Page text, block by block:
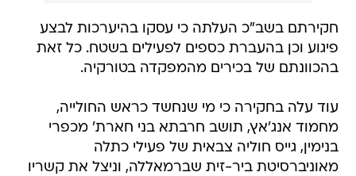
חקירתם בשב"כ העלתה כי עסקו בהיערכות לבצע
פיגוע וכן בהעברת כספים לפעילים בשטח. כל זאת
בהכוונתם של בכירים מהמפקדה בטורקיה.
עוד עלה בחקירה כי מי שנחשד כראש החולייה,
מחמוד אנג'אץ, תושב חרבתא בני חארת' מכפרי
בנימין, גייס חוליה צבאית של פעילי כתלה
מאוניברסיטת ביר-זית שברמאללה, וניצל את קשריו